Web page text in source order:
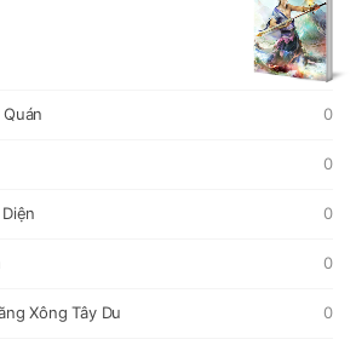
0
0
0
0
Xông Tây Du 0